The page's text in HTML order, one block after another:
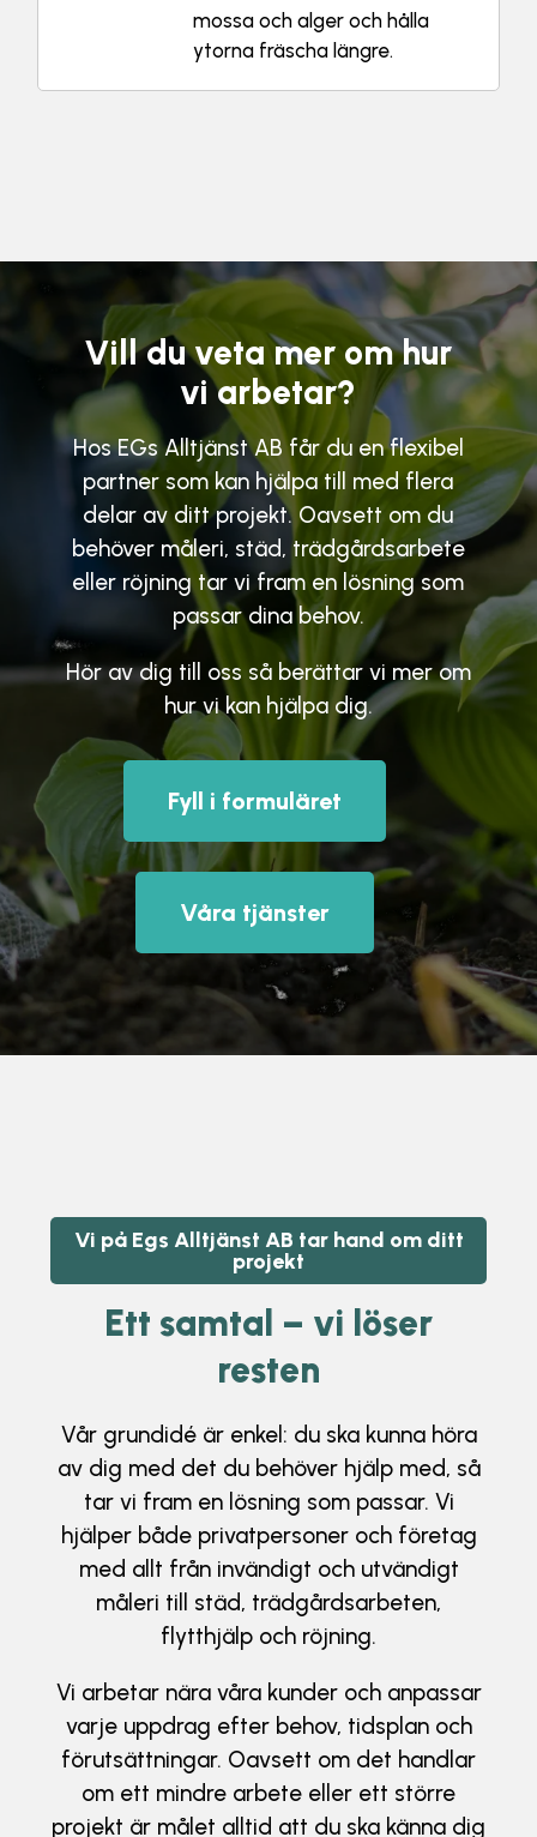
mossa och alger och hålla
ytorna fräscha längre.
Vill du veta mer om hur
vi arbetar?
Hos EGs Alltjänst AB får du en flexibel
partner som kan hjälpa till med flera
delar av ditt projekt. Oavsett om du
behöver måleri, städ, trädgårdsarbete
eller röjning tar vi fram en lösning som
passar dina behov.
Hör av dig till oss så berättar vi mer om
hur vi kan hjälpa dig.
Fyll i formuläret
Våra tjänster
Vi på Egs Alltjänst AB tar hand om ditt
projekt
Ett samtal – vi löser
resten
Vår grundidé är enkel: du ska kunna höra
av dig med det du behöver hjälp med, så
tar vi fram en lösning som passar. Vi
hjälper både privatpersoner och företag
med allt från invändigt och utvändigt
måleri till städ, trädgårdsarbeten,
flytthjälp och röjning.
Vi arbetar nära våra kunder och anpassar
varje uppdrag efter behov, tidsplan och
förutsättningar. Oavsett om det handlar
om ett mindre arbete eller ett större
projekt är målet alltid att du ska känna dig